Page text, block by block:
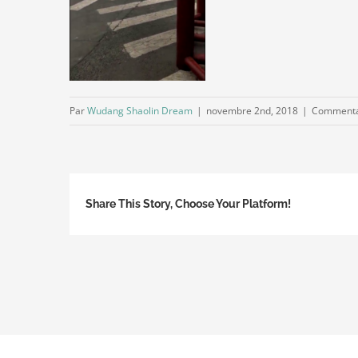
ParWudang Shaolin Dream | novembre 2nd, 2018 |
Share This Story, Choose Your Platform!